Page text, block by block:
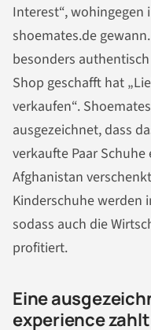
Interest“, wohingegen
shoemates.de
besonders
Shop geschafft hat
verkaufen“.
ausgezeichnet, dass
verkaufte Paar
Afghanistan
Kinderschuhe werden
sodass auch die
profitiert.
Eine
experience